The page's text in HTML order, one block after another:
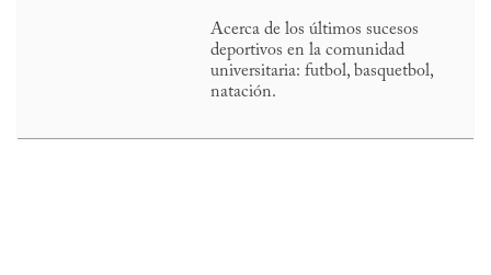
Acerca de los últimos sucesos
deportivos en la comunidad
universitaria: futbol, basquetbol,
natación.